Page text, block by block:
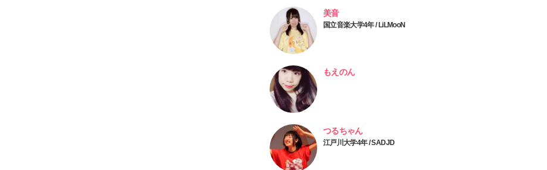
美音
国立音楽大学4年 / LiLMooN
もえのん
つるちゃん
江戸川大学4年 / SADJD